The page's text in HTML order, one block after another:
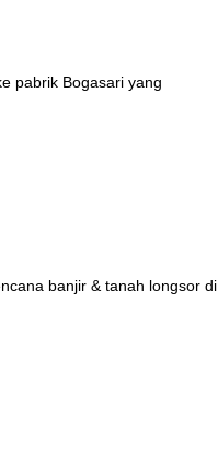
pabrik Bogasari yang
banjir & tanah longsor di